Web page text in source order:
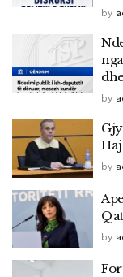
by
by
by
by